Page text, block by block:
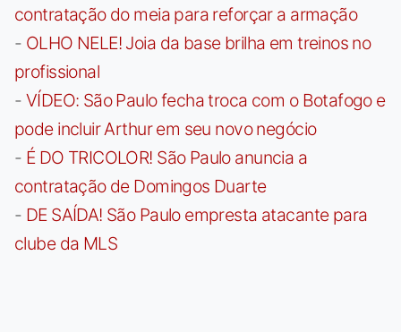
contratação do meia para reforçar a armação
- OLHO NELE! Joia da base brilha em treinos no
profissional
- VÍDEO: São Paulo fecha troca com o Botafogo e
pode incluir Arthur em seu novo negócio
- É DO TRICOLOR! São Paulo anuncia a
contratação de Domingos Duarte
- DE SAÍDA! São Paulo empresta atacante para
clube da MLS